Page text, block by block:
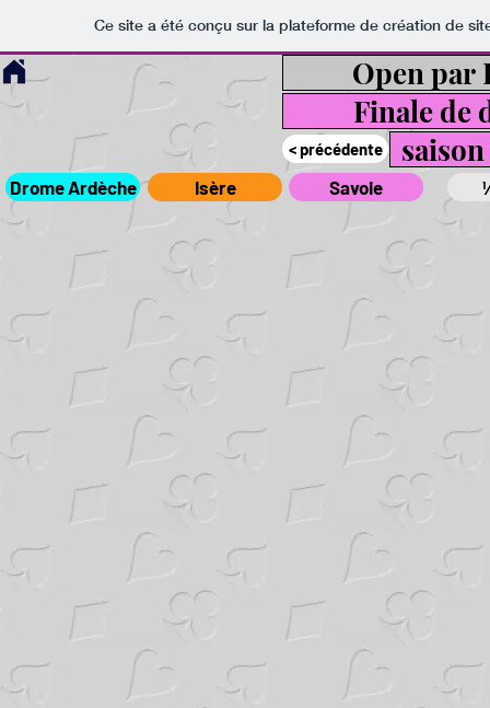
Ce site a été conçu sur la plateforme de création de
Open par
Finale de
< précédente
Drome Ardèche Isère Savoie